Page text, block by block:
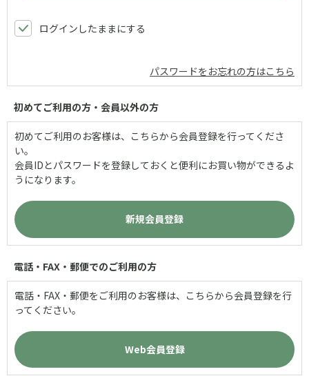
ログインしたままにする
パスワードをお忘れの方はこちら
初めてご利用の方・会員以外の方
初めてご利用のお客様は、こちらから会員登録を行ってくださ
い。
会員IDとパスワードを登録しておくと便利にお買い物ができるよ
うになります。
電話・FAX・郵便でのご利用の方
電話・FAX・郵便をご利用のお客様は、こちらから会員登録を行
ってください。